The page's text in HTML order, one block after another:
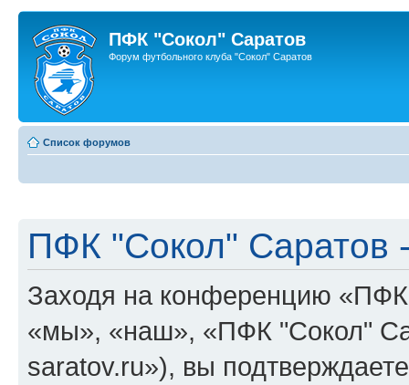
ПФК "Сокол" Саратов
Форум футбольного клуба "Сокол" Саратов
Список форумов
ПФК "Сокол" Саратов
Заходя на конференцию
«мы», «наш», «ПФК "Сокол"
saratov.ru»), вы